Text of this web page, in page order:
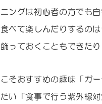
ングは初心者の方でも
べて楽しんだりするの
っておくこともできた
そおすすめの趣味「ガ
い「食事で行う紫外線